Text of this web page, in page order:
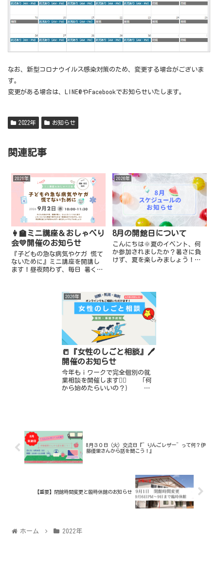
なお、新型コロナウイルス感染対策のため、変更する場合がございま
す。
変更がある場合は、LINE@やFacebookでお知らせいたします。
2022年 お知らせ
関連記事
2026年
👩‍🏫ミニ講座＆おしゃべり
会💛開催のお知らせ
『子どもの急な病気やケガ 慌て
ないために』ミニ講座を開講し
ます！昼夜問わず、毎日 暑くて
う子どもの様子に、集団生活ど
うしよう😥受診する？これくら
2026年
8月の開館日について
こんにちは🌞夏のイベント、何
か参加されましたか？暑さに負
けず、夏を楽しみましょう！ｉ
日(水)～8月14日(金)、8月...
2026年
📒『女性のしごと相談』🖊️
開催のお知らせ
今年もｉワークで完全個別の就
業相談を開催します💁‍♀️ 「何
から始めたらいいの？｝
8月３０日（火）交流日『”りんごレザー”って何？伊
藤優里さんから話を聞こう！』
【重要】閉館時間変更と臨時休館のお知らせ
ホーム 2022年